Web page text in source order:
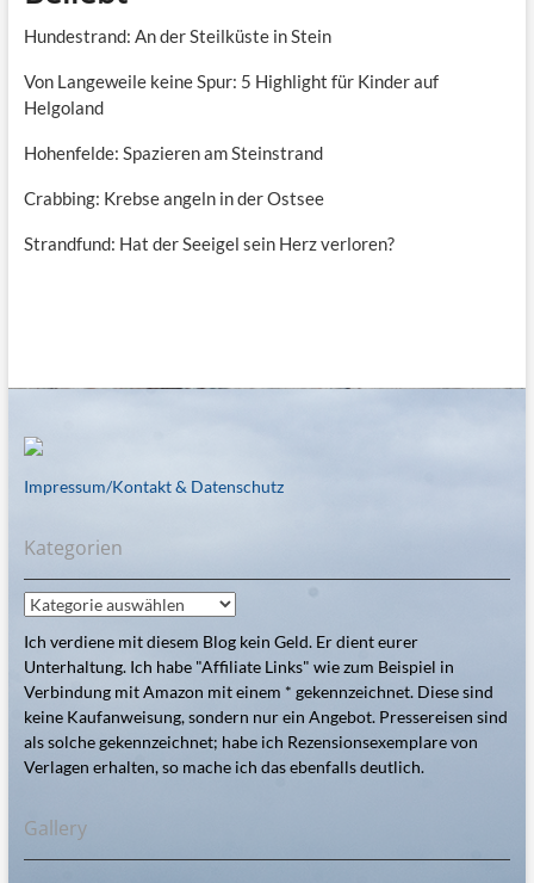
Hundestrand: An der Steilküste in Stein
Von Langeweile keine Spur: 5 Highlight für Kinder auf
Helgoland
Hohenfelde: Spazieren am Steinstrand
Crabbing: Krebse angeln in der Ostsee
Strandfund: Hat der Seeigel sein Herz verloren?
Impressum/Kontakt & Datenschutz
Kategorien
Kategorien
Ich verdiene mit diesem Blog kein Geld. Er dient eurer
Unterhaltung. Ich habe "Affiliate Links" wie zum Beispiel in
Verbindung mit Amazon mit einem * gekennzeichnet. Diese sind
keine Kaufanweisung, sondern nur ein Angebot. Pressereisen sind
als solche gekennzeichnet; habe ich Rezensionsexemplare von
Verlagen erhalten, so mache ich das ebenfalls deutlich.
Gallery